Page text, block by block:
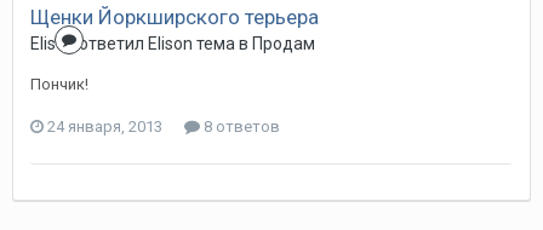
Щенки Йоркширского терьера
Elisonответил Elison тема в Продам
Пончик!
24 января, 2013 8 ответов